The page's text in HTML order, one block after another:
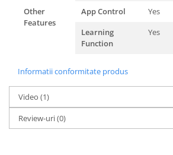
Other
Features
App Control
Yes
Learning
Function
Yes
Informatii conformitate produs
Video (1)
Review-uri(0)